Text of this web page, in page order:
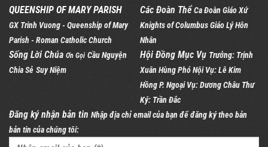
QUEENSHIP OF MARY PARISH
GX Trinh Vuong - Queenship of Mary
Parish - Roman Catholic Church
Các Đoàn Thể Ca Đoàn Giáo Xứ
Knights of ColumbusGiáo Lý Hôn
Nhân
Sống Lời Chúa Ơn Gọi Cầu Nguyện
Chia Sẻ Suy Niệm
Hội Đồng Mục Vụ Trưởng: Trịnh
Xuân Hùng Phó Nội Vụ: Lê Kim
Hồng P. Ngoại Vụ: Dương Châu Thư
Ký: Trần Đắc
Đăng ký nhận bản tin Nhập địa chỉ email của bạn để đăng ký theo bản
bản tin của chúng tôi: